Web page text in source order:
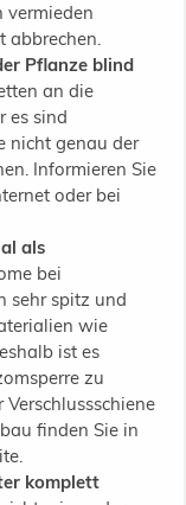
vermieden
abbrechen.
Pflanze blind
an die
es sind
nicht genau der
Informieren Sie
oder bei
als
bei
sehr spitz und
wie
ist es
zu
finden Sie in
komplett